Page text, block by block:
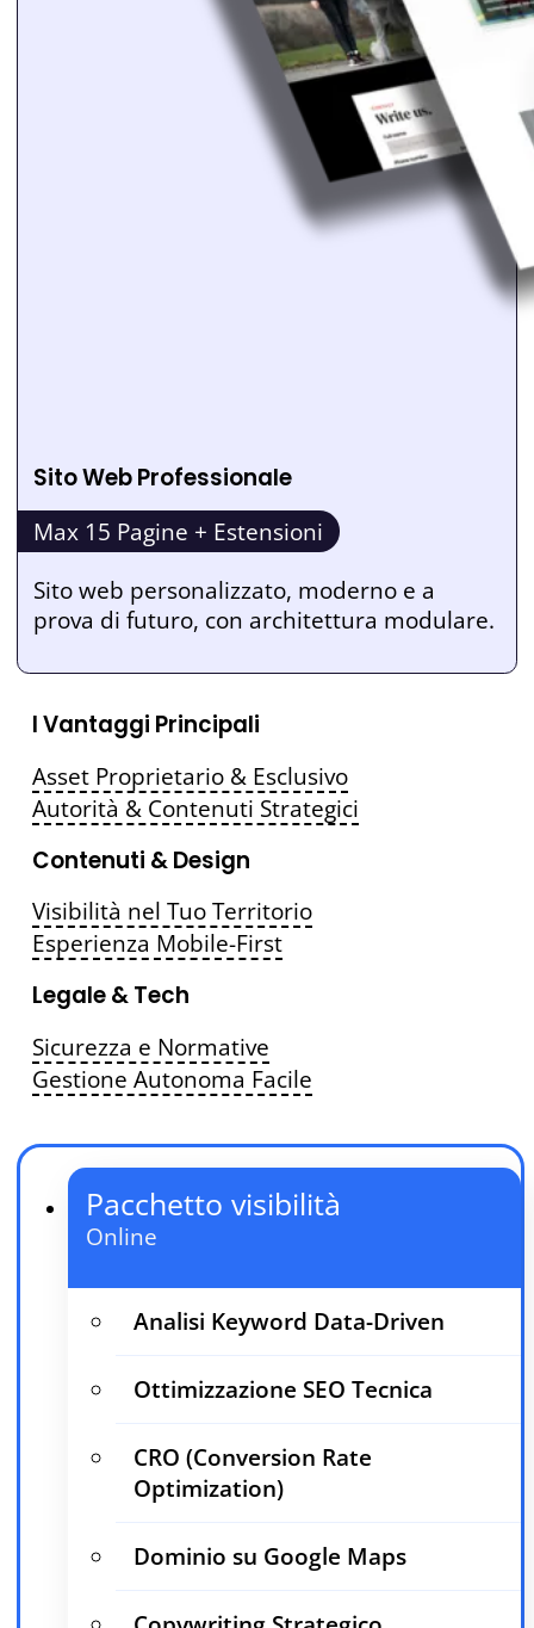
Sito Web Professionale
Max 15 Pagine + Estensioni
Sito web personalizzato, moderno e a
prova di futuro, con architettura modulare.
I Vantaggi Principali
Asset Proprietario & Esclusivo
Autorità & Contenuti Strategici
Contenuti & Design
Visibilità nel Tuo Territorio
Esperienza Mobile-First
Legale & Tech
Sicurezza e Normative
Gestione Autonoma Facile
Pacchetto visibilità
Online
Analisi Keyword Data-Driven
Ottimizzazione SEO Tecnica
CRO (Conversion Rate
Optimization)
Dominio su Google Maps